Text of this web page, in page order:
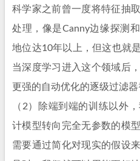
科学家之前曾一度将特征抽
处理，像是Canny边缘探测
地位达10年以上，但这也就
当深度学习进入这个领域后
更强的自动优化的逐级过滤器
（2）除端到端的训练以外
计模型转向完全无参数的模
需要通过简化对现实的假设